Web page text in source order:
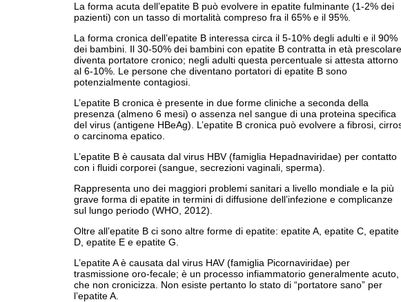
La forma acuta dell’epatite B può evolvere in epatite fulminante (1-2% dei
pazienti) con un tasso di mortalità compreso fra il 65% e il 95%.
La forma cronica dell’epatite B interessa circa il 5-10% degli adulti e il 90%
dei bambini. Il 30-50% dei bambini con epatite B contratta in età prescolare
diventa portatore cronico; negli adulti questa percentuale si attesta attorno
al 6-10%. Le persone che diventano portatori di epatite B sono
potenzialmente contagiosi.
L’epatite B cronica è presente in due forme cliniche a seconda della
presenza (almeno 6 mesi) o assenza nel sangue di una proteina specifica
del virus (antigene HBeAg). L’epatite B cronica può evolvere a fibrosi,
o carcinoma epatico.
L’epatite B è causata dal virus HBV (famiglia Hepadnaviridae) per contatto
con i fluidi corporei (sangue, secrezioni vaginali, sperma).
Rappresenta uno dei maggiori problemi sanitari a livello mondiale e la più
grave forma di epatite in termini di diffusione dell’infezione e complicanze
sul lungo periodo (WHO, 2012).
Oltre all’epatite B ci sono altre forme di epatite: epatite A, epatite C, epatite
D, epatite E e epatite G.
L’epatite A è causata dal virus HAV (famiglia Picornaviridae) per
trasmissione oro-fecale; è un processo infiammatorio generalmente acuto,
che non cronicizza. Non esiste pertanto lo stato di “portatore sano” per
l’epatite A.